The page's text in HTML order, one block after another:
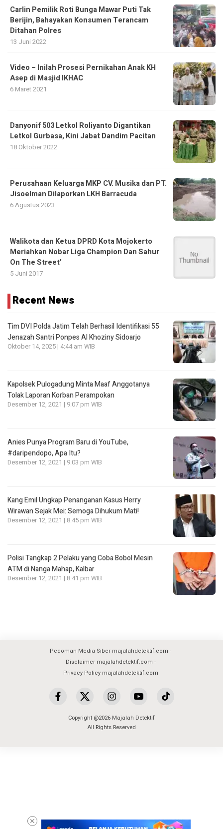
Carlin Pemilik Roti Bunga Mawar Puti Tak
Berijin, Bahayakan Konsumen Terancam
Ditahan Polres
13 Juni 2022
Video – Inilah Prosesi Pernikahan Anak KH
Asep di Masjid IKHAC
6 Maret 2021
Danyonif 503 Letkol Roliyanto Digantikan
Letkol Gurbasa, Kini Jabat Dandim Pacitan
18 Oktober 2022
Perusahaan Keluarga MKP CV. Musika dan PT.
Jisoelman Dilaporkan LKH Barracuda
6 Agustus 2023
Walikota dan Ketua DPRD Kota Mojokerto
Meriahkan Nobar Liga Champion Dan Sahur
On The Street’
5 Juni 2017
Recent News
Tim DVI Polda Jatim Telah Berhasil Identifikasi 55
Jenazah Santri Ponpes Al Khoziny Sidoarjo
Oktober 14, 2025 | 4:44 am WIB
Kapolsek Pulogadung Minta Maaf Anggotanya
Tolak Laporan Korban Perampokan
Desember 12, 2021 | 9:07 pm WIB
Anies Punya Program Baru di YouTube,
#daripendopo, Apa Itu?
Desember 12, 2021 | 9:03 pm WIB
Kang Emil Ungkap Penanganan Kasus Herry
Wirawan Sejak Mei: Semoga Dihukum Mati!
Desember 12, 2021 | 8:45 pm WIB
Polisi Tangkap 2 Pelaku yang Coba Bobol Mesin
ATM di Nanga Mahap, Kalbar
Desember 12, 2021 | 8:41 pm WIB
Pedoman Media Siber majalahdetektif.com
Disclaimer majalahdetektif.com
Privacy Policy majalahdetektif.com
Copyright @2026 Majalah Detektif
All Rights Reserved